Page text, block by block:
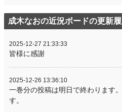
成木なおの近況ボードの更新
2025-12-27 21:33:33
皆様に感謝
2025-12-26 13:36:10
一巻分の投稿は明日で終わります
す。